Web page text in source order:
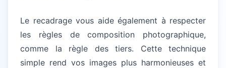
Le recadrage vous aide également à respecter
les règles de composition photographique,
comme la règle des tiers. Cette technique
simple rend vos images plus harmonieuses et